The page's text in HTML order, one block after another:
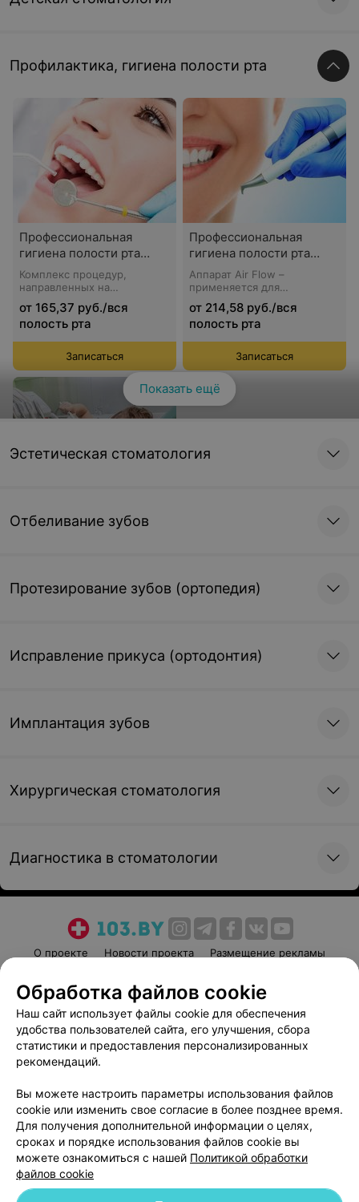
Профилактика, гигиена полости рта
Профессиональная
гигиена полости рта
(ультразвук)
Комплекс процедур,
направленных на
оздоровление органов и
тканей полости рта и
профилактику
прогрессирования
стоматологических
заболеваний.
от 165,37 руб./вся
полость рта
Записаться
Профессиональная
гигиена полости рта
пескоструйным
аппаратом (Air Flow)
Аппарат Air Flow –
применяется для
полирования зубов,
удаления разнообразного
мягкого налета,
отложений на зубах.
от 214,58 руб./вся
полость рта
Записаться
Профессиональная
чистка с фторированием
Показать ещё
Эстетическая стоматология
Отбеливание зубов
Протезирование зубов (ортопедия)
Исправление прикуса (ортодонтия)
Имплантация зубов
Хирургическая стоматология
Диагностика в стоматологии
О проекте Новости проекта
Размещение рекламы
Пользовательское соглашение
Способы оплаты
Вакансии
Партнеры
Написать руководителю 103.by
Обработка персональных данных
Обработка файлов cookie
Наш сайт использует файлы cookie для обеспечения
удобства пользователей сайта, его улучшения, сбора
статистики и предоставления персонализированных
рекомендаций.
Вы можете настроить параметры использования файлов
cookie или изменить свое согласие в более позднее время.
Для получения дополнительной информации о целях,
сроках и порядке использования файлов cookie вы
можете ознакомиться с нашей Политикой обработки
файлов cookie